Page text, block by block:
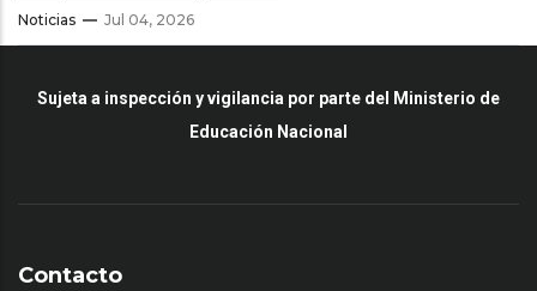
Noticias Jul 04, 2026
Sujeta a inspección y vigilancia por parte del Ministerio de
Educación Nacional
Contacto